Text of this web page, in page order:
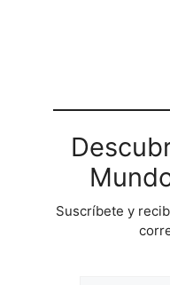
Suscríbete y